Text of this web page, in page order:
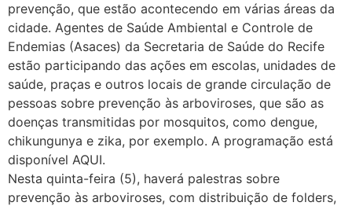
prevenção, que estão acontecendo em várias áreas da
cidade. Agentes de Saúde Ambiental e Controle de
Endemias (Asaces) da Secretaria de Saúde do Recife
estão participando das ações em escolas, unidades de
saúde, praças e outros locais de grande circulação de
pessoas sobre prevenção às arboviroses, que são as
doenças transmitidas por mosquitos, como dengue,
chikungunya e zika, por exemplo. A programação está
disponível AQUI.
Nesta quinta-feira (5), haverá palestras sobre
prevenção às arboviroses, com distribuição de folders,